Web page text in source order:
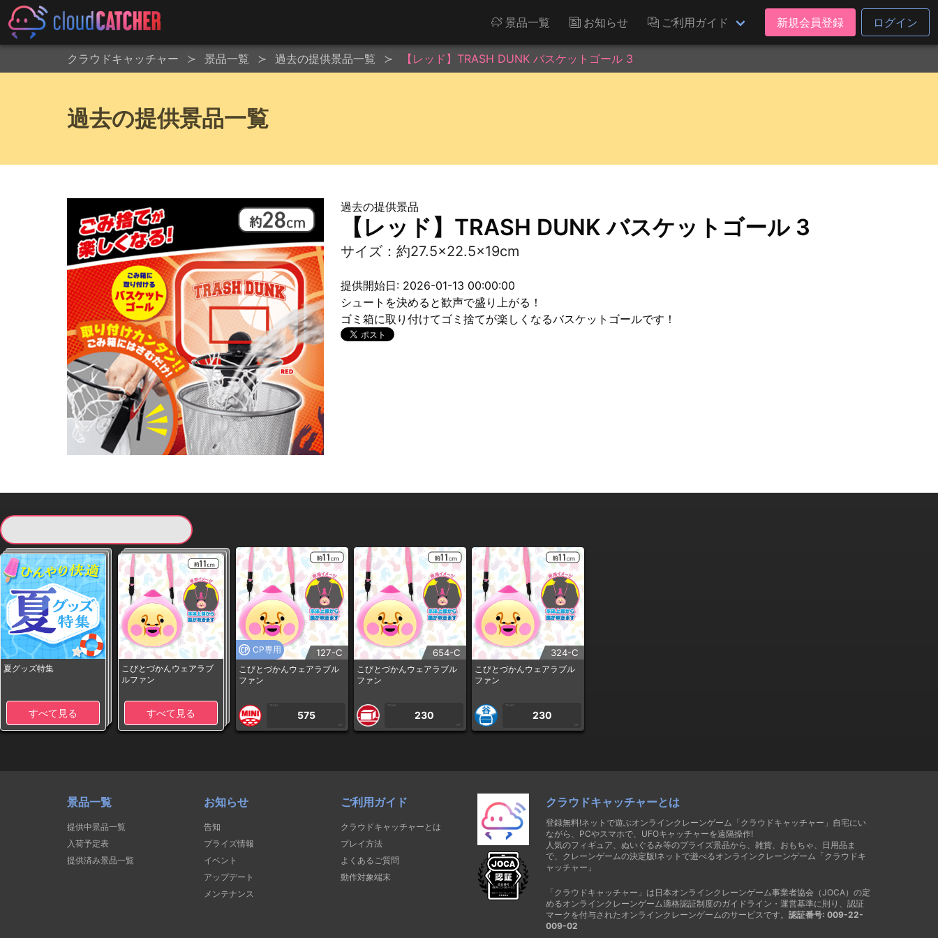
景品一覧 お知らせ ご利用ガイド 新規会員登録 ログイン
クラウドキャッチャー 景品一覧 過去の提供景品一覧 【レッド】TRASH DUNK バスケットゴール 3
過去の提供景品一覧
過去の提供景品
【レッド】TRASH DUNK バスケットゴール 3
サイズ：約27.5×22.5×19cm
提供開始日: 2026-01-13 00:00:00
シュートを決めると歓声で盛り上がる！
ゴミ箱に取り付けてゴミ捨てが楽しくなるバスケットゴールです！
夏グッズ特集
すべて見る
こびとづかんウェアラブ
ルファン
すべて見る
CP専用 127-C
こびとづかんウェアラブル
ファン
1PLAY
575
CP
654-C
こびとづかんウェアラブル
ファン
1PLAY
230
CP
324-C
こびとづかんウェアラブル
ファン
1PLAY
230
CP
景品一覧
提供中景品一覧
入荷予定表
提供済み景品一覧
お知らせ
告知
プライズ情報
イベント
アップデート
メンテナンス
ご利用ガイド
クラウドキャッチャーとは
プレイ方法
よくあるご質問
動作対象端末
クラウドキャッチャーとは
登録無料!ネットで遊ぶオンラインクレーンゲーム「クラウドキャッチャー」自宅にい
ながら、PCやスマホで、UFOキャッチャーを遠隔操作!
人気のフィギュア、ぬいぐるみ等のプライズ景品から、雑貨、おもちゃ、日用品ま
で、クレーンゲームの決定版!ネットで遊べるオンラインクレーンゲーム「クラウドキ
ャッチャー」
「クラウドキャッチャー」は日本オンラインクレーンゲーム事業者協会（JOCA）の定
めるオンラインクレーンゲーム適格認証制度のガイドライン・運営基準に則り、認証
マークを付与されたオンラインクレーンゲームのサービスです。 認証番号: 009-22-
009-02